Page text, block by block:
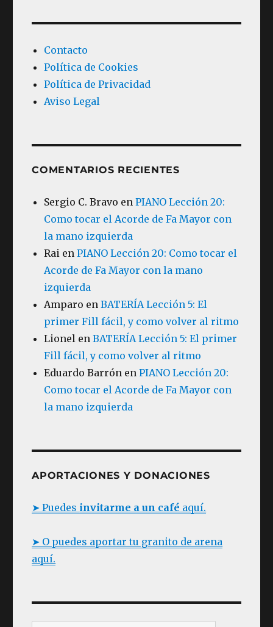
Contacto
Política de Cookies
Política de Privacidad
Aviso Legal
COMENTARIOS RECIENTES
Sergio C. Bravo enPIANO Lección 20:
Como tocar el Acorde de Fa Mayor con
la mano izquierda
Rai enPIANO Lección 20: Como tocar el
Acorde de Fa Mayor con la mano
izquierda
Amparo enBATERÍA Lección 5: El
primer Fill fácil, y como volver al ritmo
Lionel enBATERÍA Lección 5: El primer
Fill fácil, y como volver al ritmo
Eduardo Barrón enPIANO Lección 20:
Como tocar el Acorde de Fa Mayor con
la mano izquierda
APORTACIONES Y DONACIONES
➤ Puedes invitarme a un café aquí.
➤ O puedes aportar tu granito de arena
aquí.